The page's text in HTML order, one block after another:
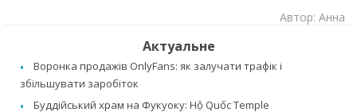
Автор: Анна
Актуальне
Воронка продажів OnlyFans: як залучати трафік і
збільшувати заробіток
Буддійський храм на Фукуоку: Hộ Quốc Temple